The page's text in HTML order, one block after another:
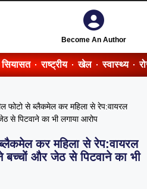
Become An Author
सियासत राष्ट्रीय खेल स्वास्थ्य
फोटो से ब्लैकमेल कर महिला से रेप:वायरल
से पिटवाने का भी लगाया आरोप
कर महिला से रेप:वायरल
बच्चों और जेठ से पिटवाने का भी